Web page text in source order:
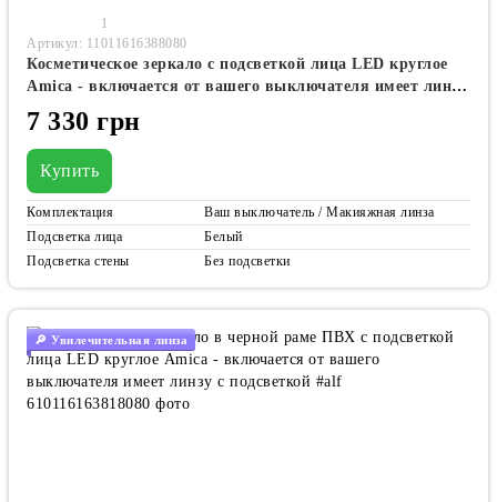
1
Артикул: 11011616388080
Косметическое зеркало с подсветкой лица LED круглое
Amica - включается от вашего выключателя имеет линзу
с подсветкой #al
7 330 грн
Купить
Комплектация
Ваш выключатель / Макияжная линза
Подсветка лица
Белый
Подсветка стены
Без подсветки
🔎 Увилечительная линза